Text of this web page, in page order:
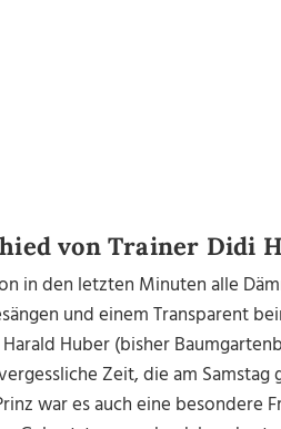
von Trainer Didi
in den letzten Minuten alle
und einem Transparent
Huber (bisher
Zeit, die am
war es auch eine besondere